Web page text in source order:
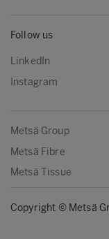
Follow us
LinkedIn
Instagram
Metsä Group
Metsä Fibre
Metsä Tissue
Copyright © Metsä